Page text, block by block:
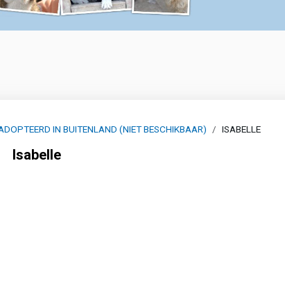
IN BUITENLAND (NIET BESCHIKBAAR) ISABELLE
Isabelle